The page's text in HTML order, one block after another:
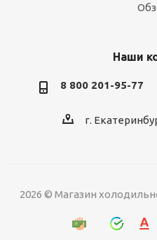
Наши
8 800 201-95-77
г.
2026 © Магазин